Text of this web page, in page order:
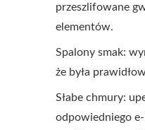
przeszlifowane
elementów.
Spalony smak:
że była
Słabe chmury:
odpowiedniego